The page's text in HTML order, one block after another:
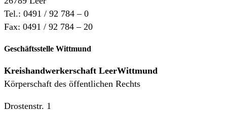
Tel.: 0491 / 92 784 – 0
Fax: 0491 / 92 784 – 20
Geschäftsstelle Wittmund
Kreishandwerkerschaft LeerWittmund
Körperschaft des öffentlichen Rechts
Drostenstr. 1